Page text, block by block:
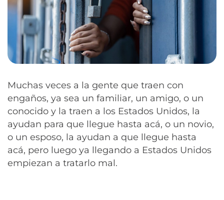
Muchas veces a la gente que traen con
engaños, ya sea un familiar, un amigo, o un
conocido y la traen a los Estados Unidos, la
ayudan para que llegue hasta acá, o un novio,
o un esposo, la ayudan a que llegue hasta
acá, pero luego ya llegando a Estados Unidos
empiezan a tratarlo mal.